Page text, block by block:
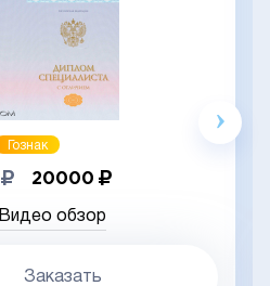
Гознак
20000
Видео обзор
Заказать